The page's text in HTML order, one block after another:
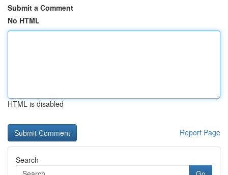
Submit a Comment
No HTML
HTML is disabled
Report Page
Search